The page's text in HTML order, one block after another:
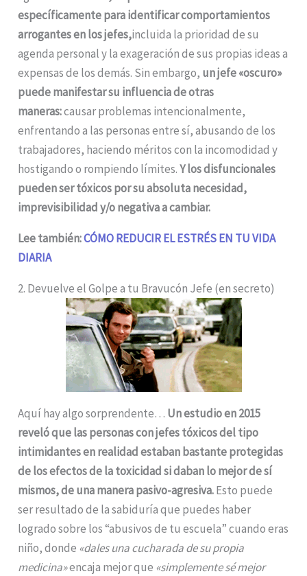
específicamente para identificar comportamientos
arrogantes en los jefes,incluida la prioridad de su
agenda personal y la exageración de sus propias ideas a
expensas de los demás. Sin embargo, un jefe «oscuro»
puede manifestar su influencia de otras
maneras:causar problemas intencionalmente,
enfrentando a las personas entre sí, abusando de los
trabajadores, haciendo méritos con la incomodidad y
hostigando o rompiendo límites.Y los disfuncionales
pueden ser tóxicos por su absoluta necesidad,
imprevisibilidad y/o negativa a cambiar.
Lee también:CÓMO REDUCIR EL ESTRÉS EN TU VIDA
DIARIA
2. Devuelve el Golpe a tu Bravucón Jefe (en secreto)
Aquí hay algo sorprendente… Un estudio en 2015
reveló que las personas con jefes tóxicos del tipo
intimidantes en realidad estaban bastante protegidas
de los efectos de la toxicidad si daban lo mejor de sí
mismos, de una manera pasivo-agresiva.Esto puede
ser resultado de la sabiduría que puedes haber
logrado sobre los “abusivos de tu escuela” cuando eras
niño, donde «dales una cucharada de su propia
medicina»encaja mejor que «simplemente sé mejor